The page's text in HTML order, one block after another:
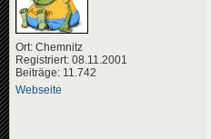
Ort: Chemnitz
Registriert: 08.11.2001
Beiträge: 11.742
Webseite